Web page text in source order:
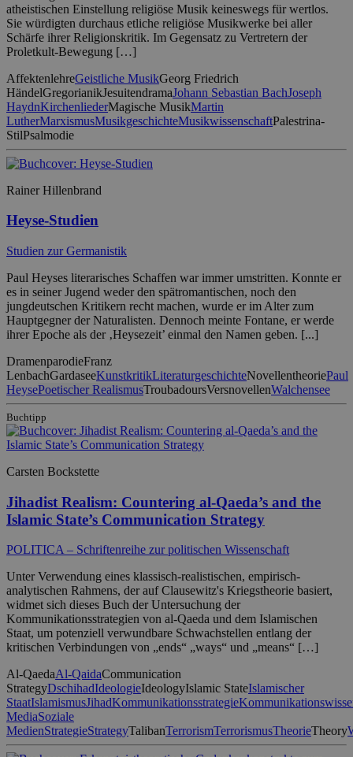
atheistischen Einstellung religiöse Musik keineswegs für wertlos.
Sie würdigten durchaus etliche religiöse Musikwerke bei aller
Schärfe ihrer Religionskritik. Im Gegensatz zu Vertretern der
Proletkult-Bewegung […]
AffektenlehreGeistliche MusikGeorg Friedrich
HändelGregorianikJesuitendramaJohann Sebastian BachJoseph
HaydnKirchenliederMagische MusikMartin
LutherMarxismusMusikgeschichteMusikwissenschaftPalestrina-
StilPsalmodie
Rainer Hillenbrand
Heyse-Studien
Studien zur Germanistik
Paul Heyses literarisches Schaffen war immer umstritten. Konnte er
es in seiner Jugend weder den spätromantischen, noch den
jungdeutschen Kritikern recht machen, wurde er im Alter zum
Hauptgegner der Naturalisten. Dennoch meinte Fontane, er werde
ihrer Epoche als der ‚Heysezeit’ einmal den Namen geben. [...]
DramenparodieFranz
LenbachGardaseeKunstkritikLiteraturgeschichteNovellentheoriePaul
HeysePoetischer RealismusTroubadoursVersnovellenWalchensee
Buchtipp
Carsten Bockstette
Jihadist Realism: Countering al-Qaeda’s and the
Islamic State’s Communication Strategy
POLITICA – Schriftenreihe zur politischen Wissenschaft
Unter Verwendung eines klassisch-realistischen, empirisch-
analytischen Rahmens, der auf Clausewitz's Kriegstheorie basiert,
widmet sich dieses Buch der Untersuchung der
Kommunikationsstrategien von al-Qaeda und dem Islamischen
Staat, um potenziell verwundbare Schwachstellen entlang der
kritischen Verbindungen von „ends“ „ways“ und „means“ […]
Al-QaedaAl-QaidaCommunication
StrategyDschihadIdeologieIdeologyIslamic StateIslamischer
StaatIslamismusJihadKommunikationsstrategie
MediaSoziale
MedienStrategieStrategyTalibanTerrorismTerrorismusTheorieTheory